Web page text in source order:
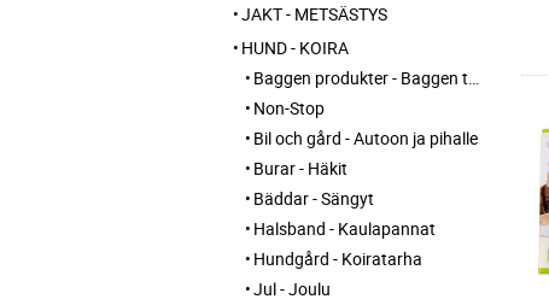
JAKT - METSÄSTYS
HUND - KOIRA
Baggen produkter - Baggen tuotteet
Non-Stop
Bil och gård - Autoon ja pihalle
Burar - Häkit
Bäddar - Sängyt
Halsband - Kaulapannat
Hundgård - Koiratarha
Jul - Joulu